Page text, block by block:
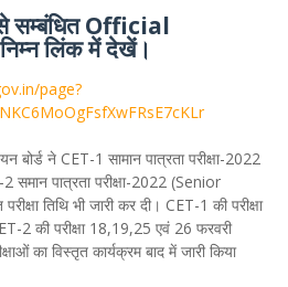
सम्बंधित Official
निम्न लिंक में देखें।
page?
बोर्ड ने CET-1 सामान पात्रता परीक्षा-2022
पात्रता परीक्षा-2022 (Senior
तिथि भी जारी कर दी। CET-1 की परीक्षा
2 की परीक्षा 18,19,25 एवं 26 फरवरी
का विस्तृत कार्यक्रम बाद में जारी किया